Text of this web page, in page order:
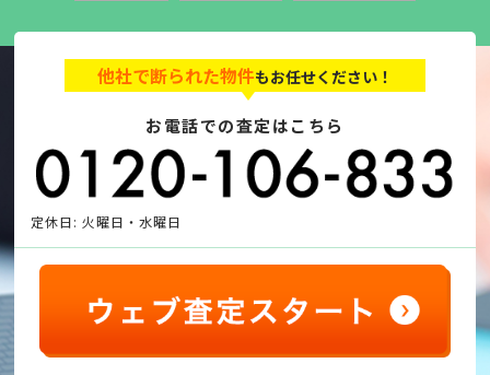
他社で断られた物件もお任せください！
お電話での査定はこちら
定休日: 火曜日・水曜日